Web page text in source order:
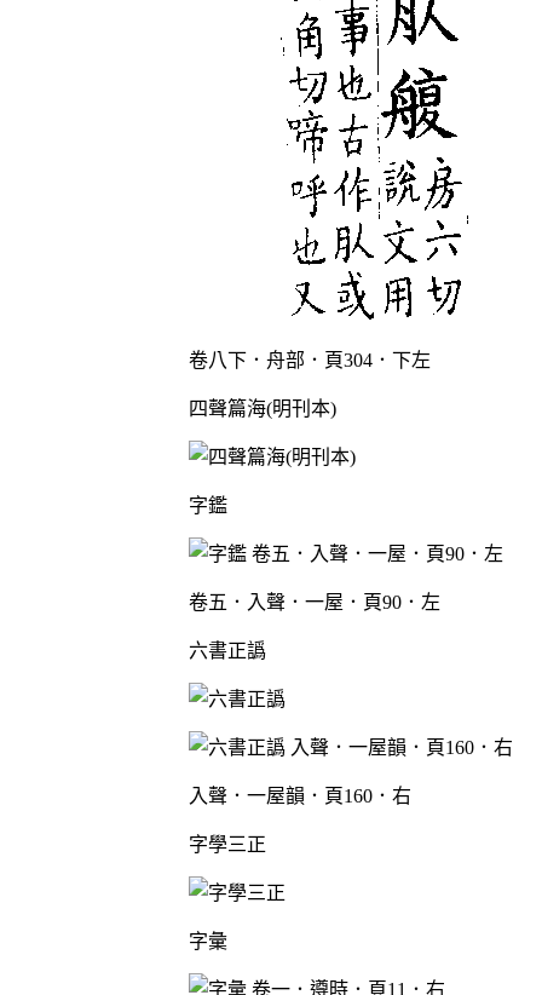
卷八下．舟部．頁304．下左
四聲篇海(明刊本)
字鑑
卷五．入聲．一屋．頁90．左
六書正譌
入聲．一屋韻．頁160．右
字學三正
字彙